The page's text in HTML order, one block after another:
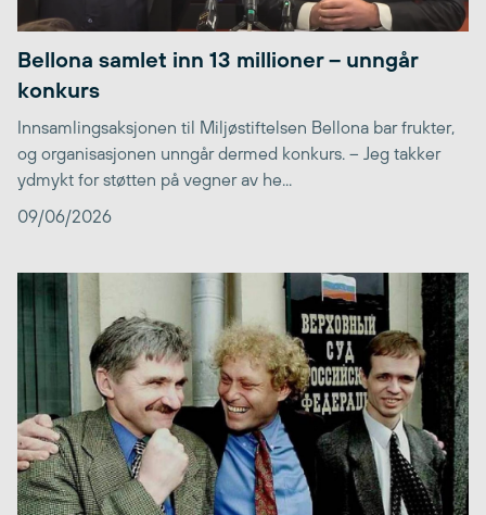
Bellona samlet inn 13 millioner – unngår
konkurs
Innsamlingsaksjonen til Miljøstiftelsen Bellona bar frukter,
og organisasjonen unngår dermed konkurs. – Jeg takker
ydmykt for støtten på vegner av he...
09/06/2026